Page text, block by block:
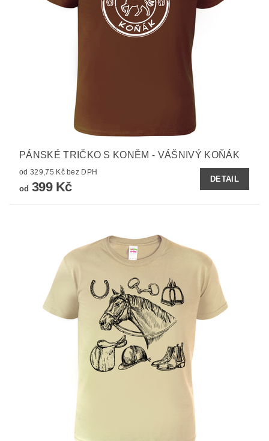
PÁNSKÉ TRIČKO S KONĚM - VÁŠNIVÝ KOŇÁK
od 329,75 Kč bez DPH
od 399 Kč
DETAIL